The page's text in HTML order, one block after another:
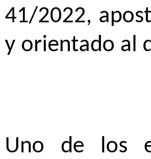
41/2022,
y orientado al
Uno de los